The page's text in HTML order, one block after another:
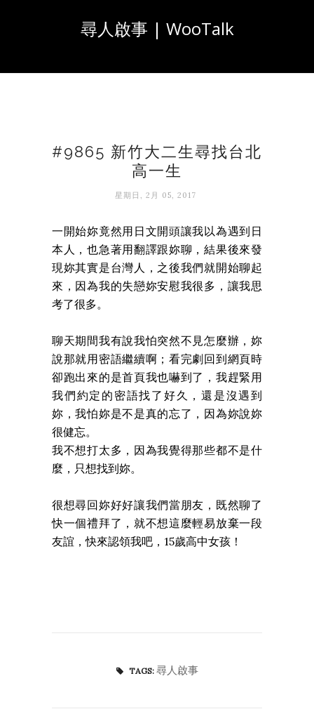
尋人啟事 | WooTalk
#9865 新竹大二生尋找台北
高一生
星期日, 2月 05, 2017
一開始妳竟然用日文開頭讓我以為遇到日
本人，也急著用翻譯跟妳聊，結果後來發
現妳其實是台灣人，之後我們就開始聊起
來，因為我的失戀妳安慰我很多，讓我思
考了很多。
聊天期間我有說我怕突然不見怎麼辦，妳
說那就用密語繼續啊；看完劇回到網頁時
卻跑出來的是首頁我也嚇到了，我趕緊用
我們約定的密語找了好久，還是沒遇到
妳，我怕妳是不是真的忘了，因為妳說妳
很健忘。
我不想打太多，因為我覺得那些都不是什
麼，只想找到妳。
很想尋回妳好好讓我們當朋友，既然聊了
快一個禮拜了，就不想這麼輕易放棄一段
友誼，快來認領我吧，15歲高中女孩！
TAGS: 尋人啟事